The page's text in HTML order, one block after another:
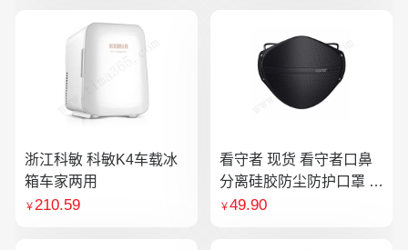
浙江科敏 科敏K4车载冰
箱车家两用
￥210.59
看守者 现货 看守者口鼻
分离硅胶防尘防护口罩 1
个口罩含10片滤芯
￥49.90